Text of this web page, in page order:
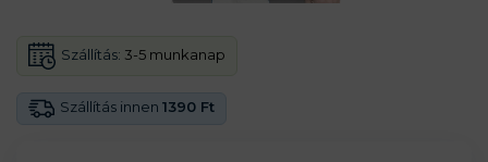
Szállítás innen 1390 Ft
Szállítás: 3-5 munkanap